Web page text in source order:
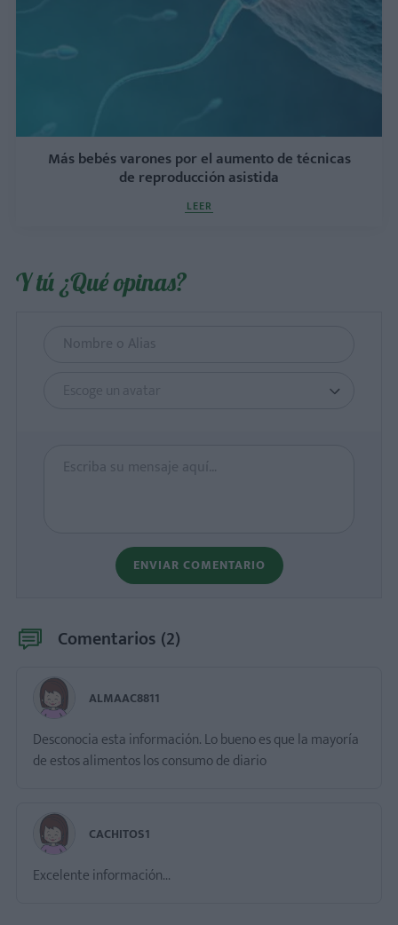
Más bebés varones por el aumento de técnicas
de reproducción asistida
LEER
Y tú ¿Qué opinas?
Escoge un avatar
ENVIAR COMENTARIO
Comentarios (2)
ALMAAC8811
Desconocia esta información. Lo bueno es que la mayoría
de estos alimentos los consumo de diario
CACHITOS1
Excelente información...